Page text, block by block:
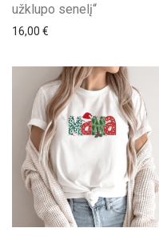
užklupo senelį“
16,00 €